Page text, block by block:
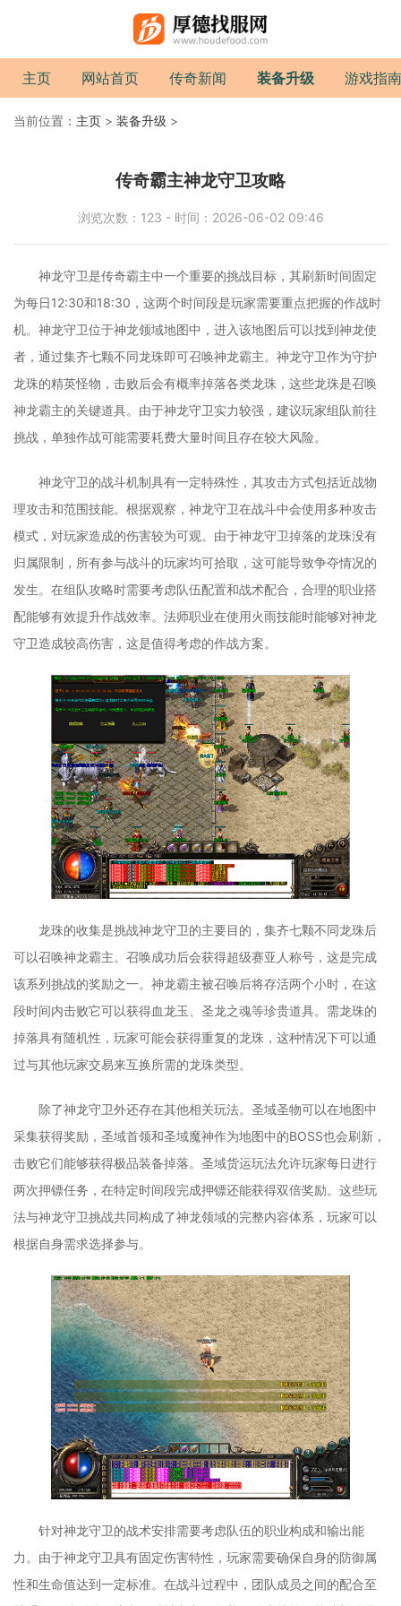
主页 网站首页 传奇新闻 装备升级 游戏指南
当前位置： 主页 > 装备升级 >
传奇霸主神龙守卫攻略
浏览次数：123 - 时间：2026-06-02 09:46
神龙守卫是传奇霸主中一个重要的挑战目标，其刷新时间固定
为每日12:30和18:30，这两个时间段是玩家需要重点把握的作战时
机。神龙守卫位于神龙领域地图中，进入该地图后可以找到神龙使
者，通过集齐七颗不同龙珠即可召唤神龙霸主。神龙守卫作为守护
龙珠的精英怪物，击败后会有概率掉落各类龙珠，这些龙珠是召唤
神龙霸主的关键道具。由于神龙守卫实力较强，建议玩家组队前往
挑战，单独作战可能需要耗费大量时间且存在较大风险。
神龙守卫的战斗机制具有一定特殊性，其攻击方式包括近战物
理攻击和范围技能。根据观察，神龙守卫在战斗中会使用多种攻击
模式，对玩家造成的伤害较为可观。由于神龙守卫掉落的龙珠没有
归属限制，所有参与战斗的玩家均可拾取，这可能导致争夺情况的
发生。在组队攻略时需要考虑队伍配置和战术配合，合理的职业搭
配能够有效提升作战效率。法师职业在使用火雨技能时能够对神龙
守卫造成较高伤害，这是值得考虑的作战方案。
龙珠的收集是挑战神龙守卫的主要目的，集齐七颗不同龙珠后
可以召唤神龙霸主。召唤成功后会获得超级赛亚人称号，这是完成
该系列挑战的奖励之一。神龙霸主被召唤后将存活两个小时，在这
段时间内击败它可以获得血龙玉、圣龙之魂等珍贵道具。需龙珠的
掉落具有随机性，玩家可能会获得重复的龙珠，这种情况下可以通
过与其他玩家交易来互换所需的龙珠类型。
除了神龙守卫外还存在其他相关玩法。圣域圣物可以在地图中
采集获得奖励，圣域首领和圣域魔神作为地图中的BOSS也会刷新，
击败它们能够获得极品装备掉落。圣域货运玩法允许玩家每日进行
两次押镖任务，在特定时间段完成押镖还能获得双倍奖励。这些玩
法与神龙守卫挑战共同构成了神龙领域的完整内容体系，玩家可以
根据自身需求选择参与。
针对神龙守卫的战术安排需要考虑队伍的职业构成和输出能
力。由于神龙守卫具有固定伤害特性，玩家需要确保自身的防御属
性和生命值达到一定标准。在战斗过程中，团队成员之间的配合至